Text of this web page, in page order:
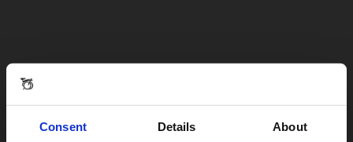
Consent Details About